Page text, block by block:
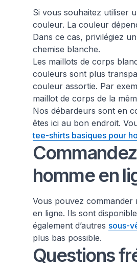
Si vous souhaitez utiliser
couleur. La couleur
Dans ce cas, privilégiez
chemise blanche.
Les maillots de corps
couleurs sont plus
couleur assortie. Par
maillot de corps de la
Nos débardeurs sont en
êtes ici au bon endroit.
tee-shirts basiques pour
homme en
Vous pouvez commander
en ligne. Ils sont
également d’autres sous-
plus bas possible.
Questions